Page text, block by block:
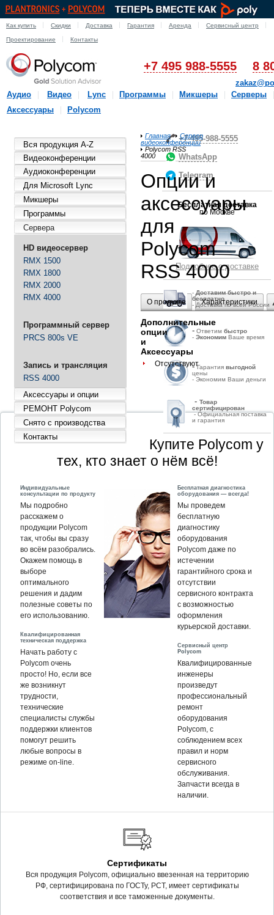
Как купить Скидки Доставка Гарантия Аренда Сервисный центр
Проектирование Контакты
+7 495 988-5555 8
Аудио
Видео Lync Программы Микшеры
Серверы
Аксессуары
Polycom
Вся продукция A-Z
Видеоконференции
Аудиоконференции
Для Microsoft Lync
Микшеры
Программы
Сервера
HD видеосервер
RMX 1500
RMX 1800
RMX 2000
RMX 4000
Программный сервер
PRCS 800s VE
Запись и трансляция
RSS 4000
Аксессуары и опции
РЕМОНТ Polycom
Снято с производства
Контакты
+7-495-988-5555
WhatsApp
Telegram
Бесплатная доставка
по Москве
Подробнее о доставке
- Доставим быстро и
бесплатно
- Доставка по всей России
- Ответим быстро
- Экономим Ваше время
-Гарантия выгодной
цены
- Экономим Ваши деньги
- Товар
сертифицирован
- Официальная поставка
и гарантия
Главная
Сервер
видеоконференции
Polycom RSS
4000
Опции и
аксессуары
для
Polycom
RSS 4000
О продукте Характеристики
Дополнительные
опции
и
Аксессуары
Отсутствуют
Купите Polycom у
тех, кто знает о нём всё!
Индивидуальные
консультации по продукту
Мы подробно
расскажем о
продукции Polycom
так, чтобы вы сразу
во всём разобрались.
Окажем помощь в
выборе
оптимального
решения и дадим
полезные советы по
его использованию.
Квалифицированная
техническая поддержка
Начать работу с
Polycom очень
просто! Но, если все
же возникнут
трудности,
технические
специалисты службы
поддержки клиентов
помогут решить
любые вопросы в
режиме on-line.
Бесплатная диагностика
оборудования — всегда!
Мы проведем
бесплатную
диагностику
оборудования
Polycom даже по
истечении
гарантийного срока и
отсутствии
сервисного контракта
с возможностью
оформления
курьерской доставки.
Сервисный центр
Polycom
Квалифицированные
инженеры
произведут
профессиональный
ремонт
оборудования
Polycom, c
соблюдением всех
правил и норм
сервисного
обслуживания.
Запчасти всегда в
наличии.
Сертификаты
Вся продукция Polycom, официально ввезенная на территорию
РФ, сертифицирована по ГОСТу, РСТ, имеет сертификаты
соответствия и все таможенные документы.